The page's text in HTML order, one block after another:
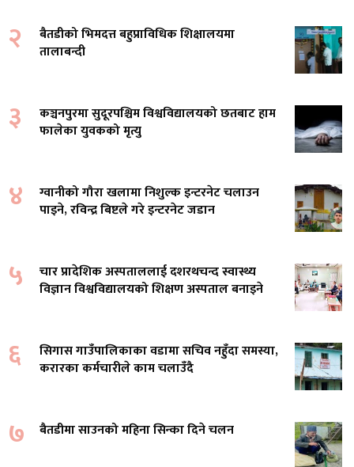
२
बैतडीको भिमदत्त बहुप्राविधिक शिक्षालयमा
तालाबन्दी
३
कञ्चनपुरमा सुदूरपश्चिम विश्वविद्यालयको छतबाट हाम
फालेका युवकको मृत्यु
४
ग्वानीको गौरा खलामा निशुल्क इन्टरनेट चलाउन
पाइने, रविन्द्र बिष्टले गरे इन्टरनेट जडान
५
चार प्रादेशिक अस्पताललाई दशरथचन्द स्वास्थ्य
विज्ञान विश्वविद्यालयको शिक्षण अस्पताल बनाइने
६
सिगास गाउँपालिकाका वडामा सचिव नहुँदा समस्या,
करारका कर्मचारीले काम चलाउँदै
७ बैतडीमा साउनको महिना सिन्का दिने चलन